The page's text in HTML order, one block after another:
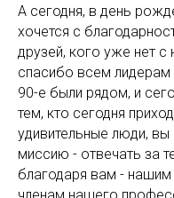
А сегодня, в день
хочется с
друзей, кого уже нет с
спасибо всем лидерам
90-е были рядом, и
тем, кто сегодня
удивительные люди,
миссию - отвечать за
благодаря вам -